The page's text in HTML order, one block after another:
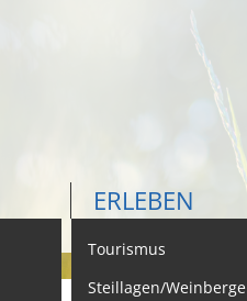
Kontakt
ERLEBEN
Tourismus
Steillagen/Weinberge